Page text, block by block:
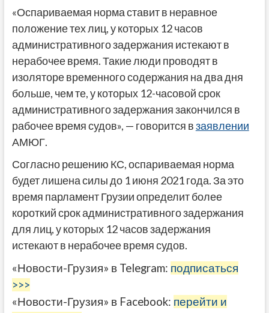
«Оспариваемая норма ставит в неравное
положение тех лиц, у которых 12 часов
административного задержания истекают в
нерабочее время. Такие люди проводят в
изоляторе временного содержания на два дня
больше, чем те, у которых 12-часовой срок
административного задержания закончился в
рабочее время судов», — говорится взаявлении
АМЮГ.
Согласно решению КС, оспариваемая норма
будет лишена силы до 1 июня 2021 года. За это
время парламент Грузии определит более
короткий срок административного задержания
для лиц, у которых 12 часов задержания
истекают в нерабочее время судов.
«Новости-Грузия» в Telegram: подписаться
>>>
«Новости-Грузия» в Facebook: перейти и